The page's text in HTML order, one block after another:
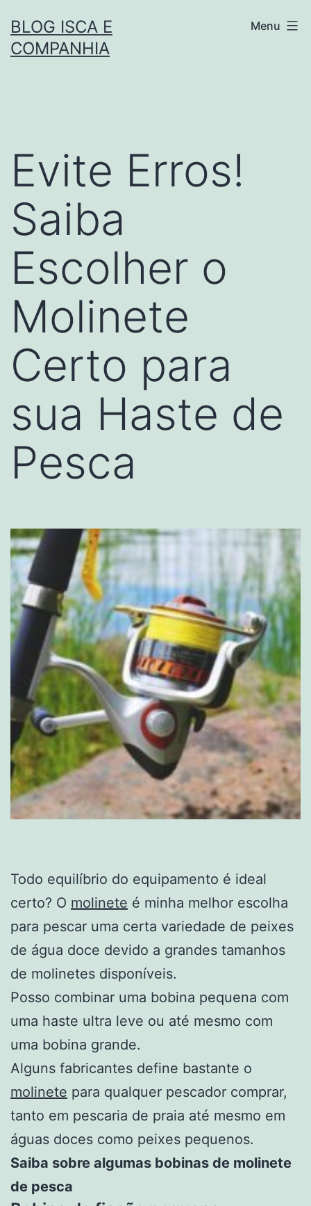
para
BLOG ISCA E
COMPANHIA
Menu
Evite Erros!
Saiba
Escolher o
Molinete
Certo para
sua Haste de
Pesca
Todo equilíbrio do equipamento é ideal
certo? O molinete é minha melhor escolha
para pescar uma certa variedade de peixes
de água doce devido a grandes tamanhos
de molinetes disponíveis.
Posso combinar uma bobina pequena com
uma haste ultra leve ou até mesmo com
uma bobina grande.
Alguns fabricantes define bastante o
molinete para qualquer pescador comprar,
tanto em pescaria de praia até mesmo em
águas doces como peixes pequenos.
Saiba sobre algumas bobinas de molinete
de pesca